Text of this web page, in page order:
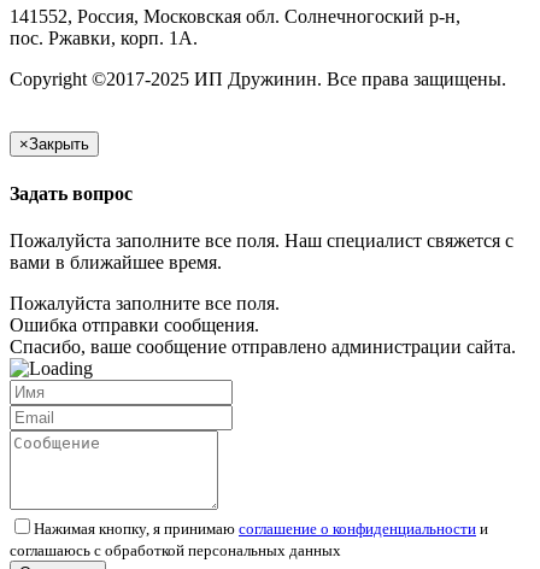
141552, Россия, Московская обл. Солнечногоский р-н,
пос. Ржавки, корп. 1А.
Copyright ©2017-2025 ИП Дружинин. Все права защищены.
×Закрыть
Задать вопрос
Пожалуйста заполните все поля. Наш специалист свяжется с
вами в ближайшее время.
Пожалуйста заполните все поля.
Ошибка отправки сообщения.
Спасибо, ваше сообщение отправлено администрации сайта.
Нажимая кнопку, я принимаю соглашение о конфиденциальности и
соглашаюсь с обработкой персональных данных